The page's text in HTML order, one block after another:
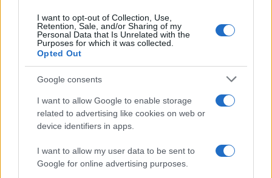
I want to opt-out of Collection, Use,
Retention, Sale, and/or Sharing of my
Personal Data that Is Unrelated with the
Purposes for which it was collected.
Opted Out
Google consents
I want to allow Google to enable storage
related to advertising like cookies on web or
device identifiers in apps.
I want to allow my user data to be sent to
Google for online advertising purposes.
Sigue leyendo
CONSEJOS PARA VIAJAR